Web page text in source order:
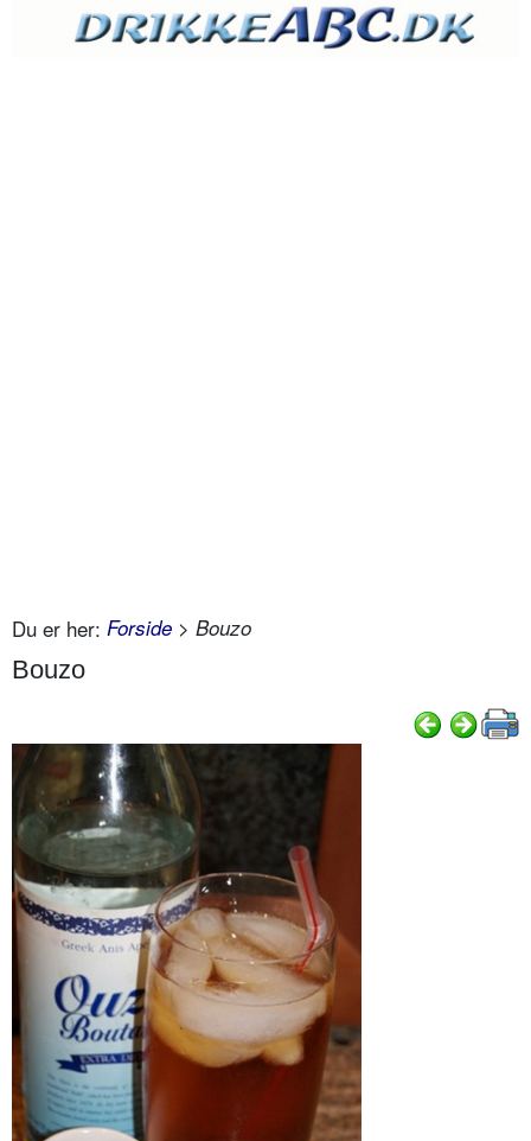
Du er her: Forside > Bouzo
Bouzo